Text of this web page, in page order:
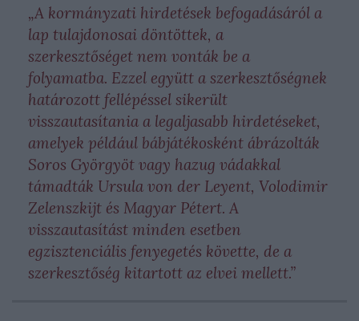
„A kormányzati hirdetések befogadásáról a
lap tulajdonosai döntöttek, a
szerkesztőséget nem vonták be a
folyamatba. Ezzel együtt a szerkesztőségnek
határozott fellépéssel sikerült
visszautasítania a legaljasabb hirdetéseket,
amelyek például bábjátékosként ábrázolták
Soros Györgyöt vagy hazug vádakkal
támadták Ursula von der Leyent, Volodimir
Zelenszkijt és Magyar Pétert. A
visszautasítást minden esetben
egzisztenciális fenyegetés követte, de a
szerkesztőség kitartott az elvei mellett.”